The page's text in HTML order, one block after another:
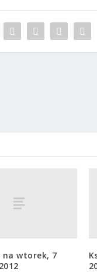
na wtorek, 7